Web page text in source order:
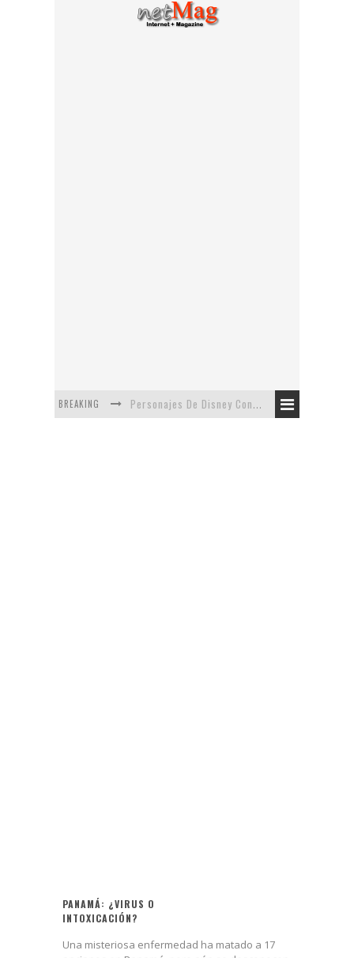
BREAKING Personajes De Disney Con Vestuarios Contemporáneos
PANAMÁ: ¿VIRUS O
INTOXICACIÓN?
Una misteriosa enfermedad ha matado a 17